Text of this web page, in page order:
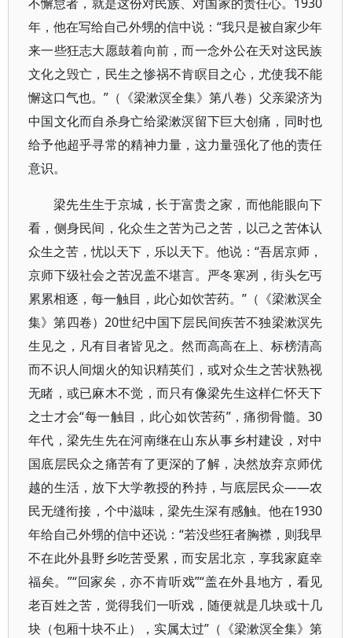
年，他在写给自己外甥的信中说：“我只是被自家少年
来一些狂志大愿鼓着向前，而一念外公在天对这民族
文化之毁亡，民生之惨祸不肯瞑目之心，尤使我不能
懈这口气也。”（《梁漱溟全集》第八卷）父亲梁济为
中国文化而自杀身亡给梁漱溟留下巨大创痛，同时也
给予他超乎寻常的精神力量，这力量强化了他的责任
意识。
梁先生生于京城，长于富贵之家，而他能眼向下
看，侧身民间，化众生之苦为己之苦，以己之苦体认
众生之苦，忧以天下，乐以天下。他说：“吾居京师，
京师下级社会之苦况盖不堪言。严冬寒冽，街头乞丐
累累相逐，每一触目，此心如饮苦药。”（《梁漱溟全
集》第四卷）20世纪中国下层民间疾苦不独梁漱溟先
生见之，凡有目者皆见之。然而高高在上、标榜清高
而不识人间烟火的知识精英们，或对众生之苦状熟视
无睹，或已麻木不觉，而只有像梁先生这样仁怀天下
之士才会“每一触目，此心如饮苦药”，痛彻骨髓。30
年代，梁先生先在河南继在山东从事乡村建设，对中
国底层民众之痛苦有了更深的了解，决然放弃京师优
越的生活，放下大学教授的矜持，与底层民众——农
民无缝衔接，个中滋味，梁先生深有感触。他在1930
年给自己外甥的信中还说：“若没些狂者胸襟，则我早
不在此外县野乡吃苦受累，而安居北京，享我家庭幸
福矣。”“回家矣，亦不肯听戏”“盖在外县地方，看见
老百姓之苦，觉得我们一听戏，随便就是几块或十几
块（包厢十块不止），实属太过”（《梁漱溟全集》第